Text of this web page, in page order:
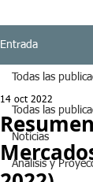
Entrada
Todas las
Noticias
Analisis y
Todas las
14 oct 2022